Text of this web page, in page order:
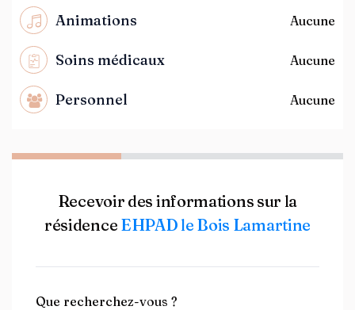
Animations Aucune
Soins médicaux Aucune
Personnel Aucune
Recevoir des informations sur la
résidence EHPAD le Bois Lamartine
Que recherchez-vous ?